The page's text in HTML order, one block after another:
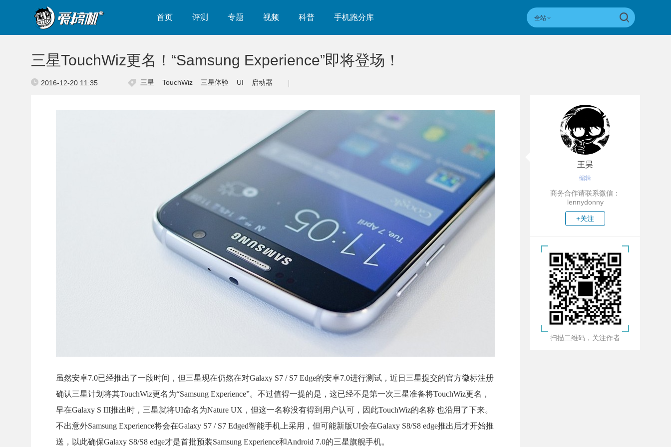
首页 评测 专题 视频 科普 手机跑分库 全站
三星TouchWiz更名！“Samsung Experience”即将登场！
2016-12-20 11:35 三星 TouchWiz 三星体验 UI 启动器
虽然安卓7.0已经推出了一段时间，但三星现在仍然在对Galaxy S7 / S7 Edge的安卓7.0进行测试，近日三星提交的官方徽标注册
确认三星计划将其TouchWiz更名为“Samsung Experience”。不过值得一提的是，这已经不是第一次三星准备将TouchWiz更名，
早在Galaxy S III推出时，三星就将UI命名为Nature UX，但这一名称没有得到用户认可，因此TouchWiz的名称 也沿用了下来。
不出意外Samsung Experience将会在Galaxy S7 / S7 Edged智能手机上采用，但可能新版UI会在Galaxy S8/S8 edge推出后才开始推
送，以此确保Galaxy S8/S8 edge才是首批预装Samsung Experience和Android 7.0的三星旗舰手机。
王昊
编辑
商务合作请联系微信：
lennydonny
+关注
扫描二维码，关注作者